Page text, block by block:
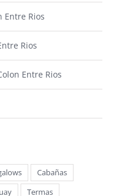
Entre Rios
Rios
Entre Rios
Cabañas